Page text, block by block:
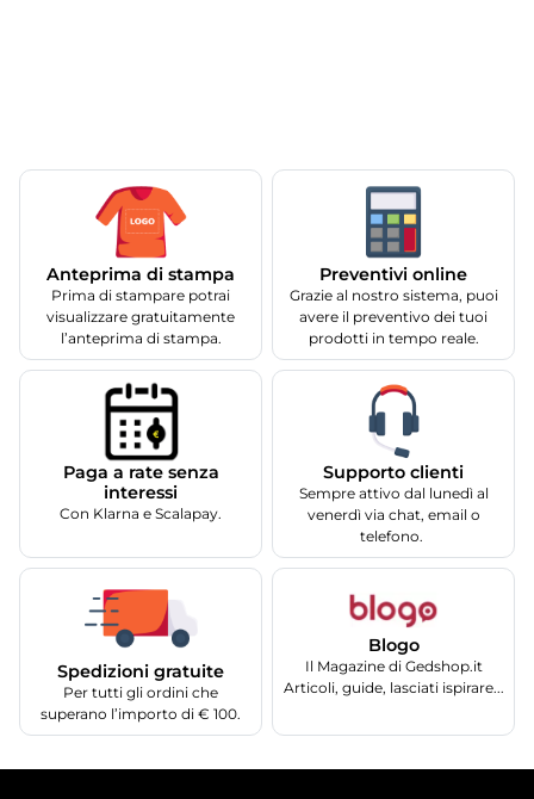
Anteprima di stampa
Prima di stampare potrai
visualizzare gratuitamente
l’anteprima di stampa.
Preventivi online
Grazie al nostro sistema, puoi
avere il preventivo dei tuoi
prodotti in tempo reale.
Paga a rate senza
interessi
Con Klarna e Scalapay.
Supporto clienti
Sempre attivo dal lunedì al
venerdì via chat, email o
telefono.
Spedizioni gratuite
Per tutti gli ordini che
superano l’importo di € 100.
Blogo
Il Magazine di Gedshop.it
Articoli, guide, lasciati ispirare...